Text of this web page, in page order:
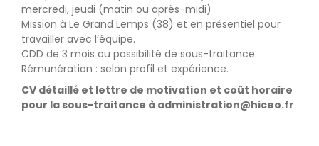
mercredi, jeudi (matin ou après-midi)
Mission à Le Grand Lemps (38) et en présentiel pour
travailler avec l’équipe.
CDD de 3 mois ou possibilité de sous-traitance.
Rémunération : selon profil et expérience.
CV détaillé et lettre de motivation et coût horaire
pour la sous-traitance à administration@hiceo.fr